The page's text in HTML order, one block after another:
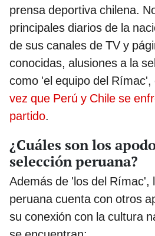
prensa deportiva chilena.
principales diarios de la
de sus canales de TV y
conocidas, alusiones a la
como 'el equipo del Rímac',
vez que Perú y Chile se
partido.
¿Cuáles son los
selección peruana?
Además de 'los del Rímac',
peruana cuenta con otros
su conexión con la cultura